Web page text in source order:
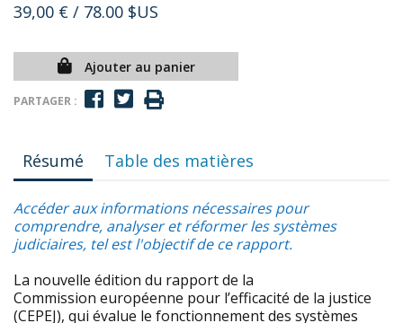
39,00 € / 78.00 $US
Ajouter au panier
PARTAGER :
Résumé Table des matières
Accéder aux informations nécessaires pour
comprendre, analyser et réformer les systèmes
judiciaires, tel est l'objectif de ce rapport.
La nouvelle édition du rapport de la
Commission européenne pour l’efficacité de la justice
(CEPEJ), qui évalue le fonctionnement des systèmes